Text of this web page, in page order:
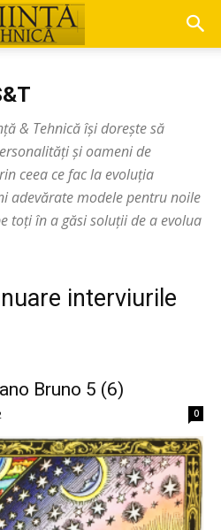
& Tehnică își dorește să
și oameni de
ceea ce fac la evoluția
adevărate modele pentru noile
toți în a găsi soluții de a evolua
interviurile
Bruno 5 (6)
0